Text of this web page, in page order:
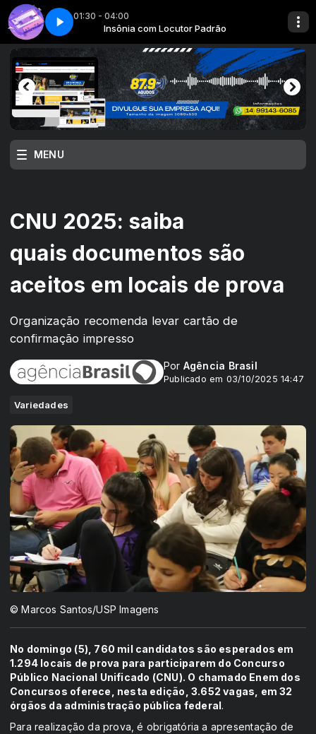
01:30 - 04:00
Insônia com Locutor Padrão
1 The music of time - Parte 1
Locutor Padrão SERTANEJO CLASSIC com Locutor Padrão
MENU
CNU 2025: saiba
quais documentos são
aceitos em locais de prova
Organização recomenda levar cartão de
confirmação impresso
Por Agência Brasil
Publicado em 03/10/2025 14:47
Variedades
© Marcos Santos/USP Imagens
No domingo (5), 760 mil candidatos são esperados em
1.294 locais de prova para participarem do Concurso
Público Nacional Unificado (CNU). O chamado Enem dos
Concursos oferece, nesta edição, 3.652 vagas, em 32
órgãos da administração pública federal.
Para realização da prova, é obrigatória a apresentação de